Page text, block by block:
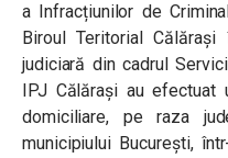
a Infracțiunilor de
Biroul Teritorial
judiciară din cadrul
IPJ Călărași au
domiciliare, pe raza
municipiului București,